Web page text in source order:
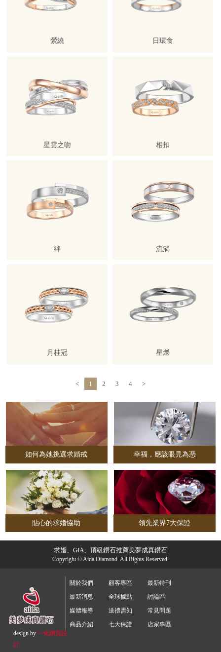
縈繞 日環食
星雲之吻 相扣
絆 流淌
月桂冠 星爍
< 1 2 3 4 >
如何為她挑選求婚戒 幸福，應該眼見為憑
貼心的求婚協助 領先業界7大保證
求婚、GIA、頂級鑽石推薦美夢成真鑽石
Copyright © Aida Diamond. All Rights Reserved.
design by 一化網頁設
計
關於我們
最新消息
媒體報導
商品介紹
顧客專區
全球據點
送禮需知
七大保證
最新特刊
討論區
常見問題
店家專區